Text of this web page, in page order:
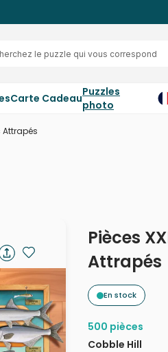
Carte CadeauPuzzles
photo
Attrapés
Pièces
Attrapés
En stock
500 pièces
Cobble Hill